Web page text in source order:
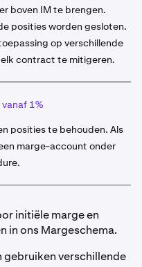
boven IM te brengen.
posities worden gesloten.
op verschillende
contract te mitigeren.
1%
posities te behouden. Als
marge-account onder
initiële marge en
in ons Margeschema.
verschillende